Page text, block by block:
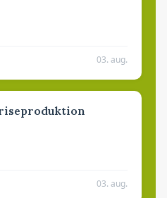
03. aug.
03. aug.